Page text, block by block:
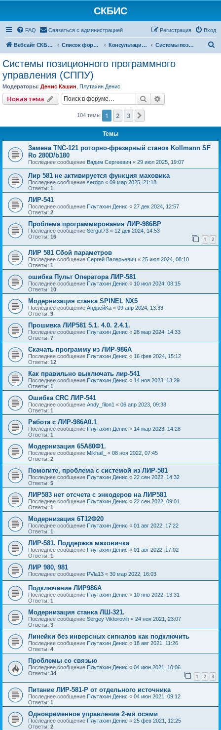
СКБИС
FAQ Связаться с администрацией Вход
Регистрация
Вебсайт СКБИС Список форумов Консультации технических специалистов Системы позиционного программного управления (СППУ)
Системы позиционного программного
управления (СППУ)
Модераторы: Денис Кашин Плутахин Денис
Новая тема Поиск
104 темы 1 2 3
Темы
Замена TNC-121 роторно-фрезерный станок Kollmann SF
Ro 280D/b180
Последнее сообщение Вадим Сергеевич « 29 июл 2025, 19:07
Лир 581 не активируется функция маховика
Последнее сообщение serdgo « 09 мар 2025, 21:18
Ответы: 1
ЛИР-541
Последнее сообщение Плутахин Денис « 27 дек 2024, 12:57
Ответы: 2
Проблема программирования ЛИР-986ВР
Последнее сообщение Sergut73 « 12 дек 2024, 14:53
Ответы: 16 1 2
ЛИР 581 Сбой параметров
Последнее сообщение Сергей Валерьевич « 25 июл 2024, 08:10
Ответы: 1
ошибка Пульт Оператора ЛИР-581
Последнее сообщение Плутахин Денис « 10 июл 2024, 08:15
Ответы: 10
Модернизация станка SPINEL NX5
Последнее сообщение АндрейKa « 09 апр 2024, 13:33
Ответы: 9
Прошивка ЛИР581 5.1. 4.0. 2.4.1.
Последнее сообщение Плутахин Денис « 28 мар 2024, 14:33
Ответы: 7
Скачать программу из ЛИР-986А
Последнее сообщение Плутахин Денис « 16 фев 2024, 15:12
Ответы: 12
Как правильно выключать лир-541
Последнее сообщение Плутахин Денис « 14 ноя 2023, 13:29
Ответы: 1
Ошибка CRC ЛИР-541
Последнее сообщение Andy_filon1 « 06 апр 2023, 09:38
Ответы: 1
Работа с ЛИР-986А0.1
Последнее сообщение Плутахин Денис « 14 мар 2023, 14:28
Ответы: 1
Модернизация 65А80Ф1.
Последнее сообщение Mikhail_ « 08 ноя 2022, 07:45
Ответы: 2
Помогите, проблема с системой из ЛИР-581
Последнее сообщение Плутахин Денис « 22 сен 2022, 14:32
Ответы: 5
ЛИР583 нет отсчета с энкодеров на ЛИР581
Последнее сообщение Плутахин Денис « 22 сен 2022, 09:01
Ответы: 1
Модернизация 6Т12Ф20
Последнее сообщение Плутахин Денис « 01 авг 2022, 17:22
Ответы: 1
ЛИР-581. Поддержка маховичка
Последнее сообщение Плутахин Денис « 01 авг 2022, 17:02
Ответы: 1
ЛИР 980, 981
Последнее сообщение PVla13 « 30 мар 2022, 16:03
Подключение ЛИР986А
Последнее сообщение Плутахин Денис « 10 янв 2022, 13:31
Ответы: 1
Модернизация станка ЛШ-321.
Последнее сообщение Sergey Viktorovih « 24 ноя 2021, 23:07
Ответы: 3
Линейки без инверсных сигналов как подключить
Последнее сообщение Плутахин Денис « 18 авг 2021, 11:26
Ответы: 4
Проблемы со связью
Последнее сообщение Плутахин Денис « 04 июн 2021, 10:06
Ответы: 34 1 2 3
Питание ЛИР-581-Р от отдельного источника
Последнее сообщение Плутахин Денис « 04 июн 2021, 09:12
Ответы: 1
Одновременное управление 2-мя осями
Последнее сообщение Плутахин Денис « 25 фев 2021, 12:25
Ответы: 2